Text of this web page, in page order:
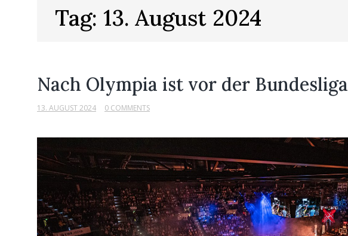
Tag: 13. August 2024
Nach Olympia ist vor der Bundesliga
13. AUGUST 2024 0 COMMENTS